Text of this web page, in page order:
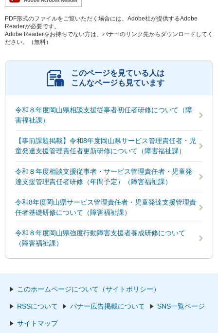
PDF形式のファイルをご覧いただく場合には、Adobe社が提供するAdobe
Readerが必要です。
Adobe Readerをお持ちでない方は、バナーのリンク先からダウンロードしてく
ださい。（無料）
このページを見ている人は
こんなページも見ています
令和８年度岡山県相談支援従事者初任者研修について（障
害福祉課）
【事前課題掲載】令和8年度岡山県サービス管理責任者・児
童発達支援管理責任者更新研修について（障害福祉課）
令和８年度相談支援従事者・サービス管理責任者・児童発
達支援管理責任者研修（年間予定）（障害福祉課）
令和8年度岡山県サービス管理責任者・児童発達支援管理責
任者基礎研修について（障害福祉課）
令和８年度岡山県強度行動障害支援者養成研修について
（障害福祉課）
このホームページについて（サイトポリシー）
RSSについて バナー広告掲載について SNS一覧ページ
サイトマップ